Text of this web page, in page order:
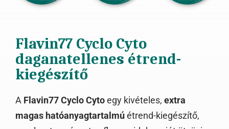
Flavin77 Cyclo Cyto
daganatellenes étrend-
kiegészítő
A Flavin77 Cyclo Cytoegy kivételes, extra
magas hatóanyagtartalmúétrend-kiegészítő,